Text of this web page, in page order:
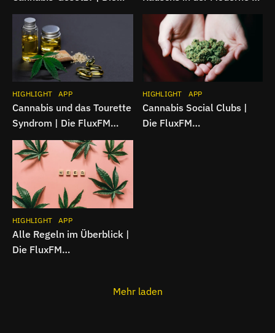
FluxFM Cannabiswoche
Die FluxFM
Cannabiswoche
HIGHLIGHT APP
Cannabis und das Tourette
Syndrom | Die FluxFM
Cannabiswoche
HIGHLIGHT APP
Cannabis Social Clubs |
Die FluxFM
HIGHLIGHT APP
Alle Regeln im Überblick |
Die FluxFM
Mehr laden